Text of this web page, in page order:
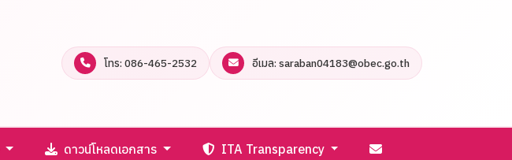
โทร: 086-465-2532 อีเมล: saraban04183@obec.go.th
ดาวน์โหลดเอกสาร
ITA Transparency